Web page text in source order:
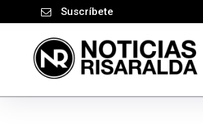
Suscríbete